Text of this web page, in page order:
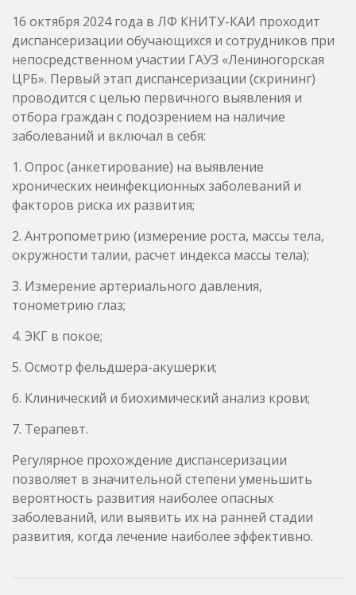
16 октября 2024 года в ЛФ КНИТУ-КАИ проходит
диспансеризации обучающихся и сотрудников при
непосредственном участии ГАУЗ «Лениногорская
ЦРБ». Первый этап диспансеризации (скрининг)
проводится с целью первичного выявления и
отбора граждан с подозрением на наличие
заболеваний и включал в себя:
1. Опрос (анкетирование) на выявление
хронических неинфекционных заболеваний и
факторов риска их развития;
2. Антропометрию (измерение роста, массы тела,
окружности талии, расчет индекса массы тела);
3. Измерение артериального давления,
тонометрию глаз;
4. ЭКГ в покое;
5. Осмотр фельдшера-акушерки;
6. Клинический и биохимический анализ крови;
7. Терапевт.
Регулярное прохождение диспансеризации
позволяет в значительной степени уменьшить
вероятность развития наиболее опасных
заболеваний, или выявить их на ранней стадии
развития, когда лечение наиболее эффективно.